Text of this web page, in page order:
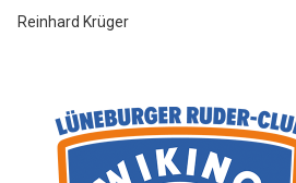
Reinhard Krüger